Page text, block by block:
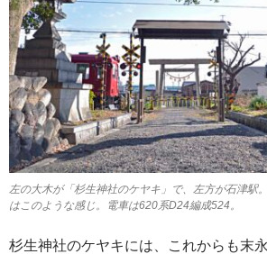
左の大木が「杉生神社のケヤキ」で、左方が石津駅
はこのような感じ。電車は620系D24編成524。
杉生神社のケヤキには、これからも末